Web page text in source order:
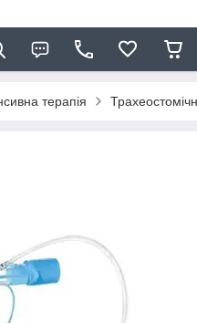
терапія